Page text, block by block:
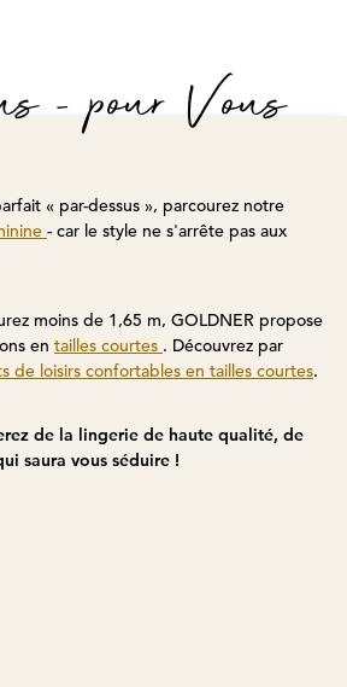
- pour Vous
« par-dessus », parcourez notre
- car le style ne s'arrête pas aux
moins de 1,65 m, GOLDNER propose
en tailles courtes . Découvrez par
de loisirs confortables en tailles courtes.
de la lingerie de haute qualité, de
saura vous séduire !